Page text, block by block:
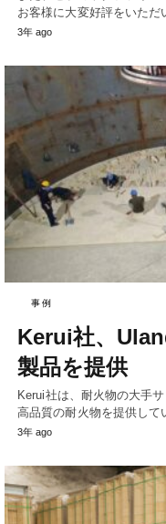
お客様に大変好評をいただ
3年 ago
事例
Kerui社、
製品を提供
Kerui社は、耐火物の大手
高品質の耐火物を提供して
3年 ago